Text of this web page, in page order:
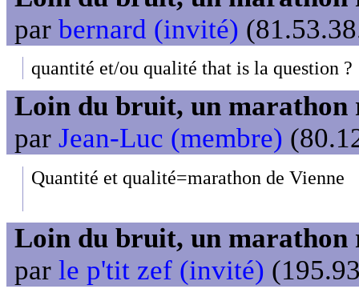
par bernard (invité)
quantité et/ou qualité that is la question ?
Loin du bruit, un marathon
par Jean-Luc (membre)
Quantité et qualité=marathon de Vienne
Loin du bruit, un marathon
par le p'tit zef (invité)